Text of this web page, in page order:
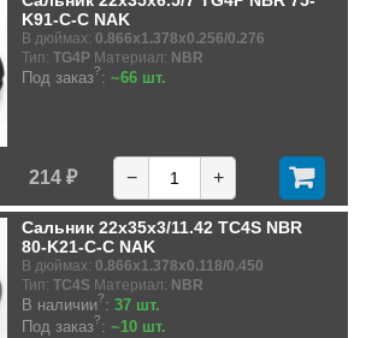
K91-C-C NAK
В дюймах: 0.866x1.378x0.256/0.276
Тип: TG4P Материал: NBR
Под заказ?: ~66 шт.
214 ₽ − +
Сальник 22x35x3/11.42 TC4S NBR
80-K21-C-C NAK
В дюймах: 0.866x1.378x0.118/0.450
Тип: TC4S Материал: NBR
В наличии?: 37 шт.
Под заказ?: ~10 шт.